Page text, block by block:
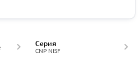
CNP NISF
Серия